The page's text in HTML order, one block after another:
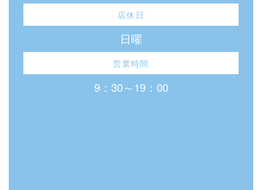
店休日
日曜
営業時間
9：30～19：00